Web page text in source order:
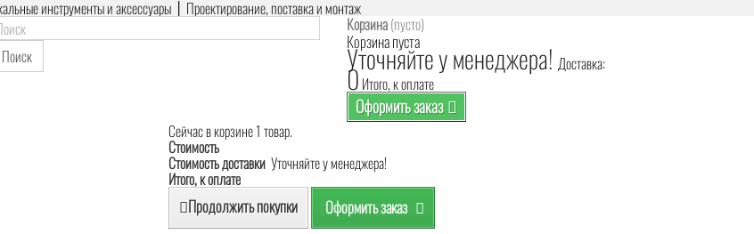
инструменты и аксессуары │ Проектирование, поставка и монтаж
Поиск
Корзина(пусто)
Корзина пуста
Уточняйте у менеджера! Доставка:
0 Итого, к оплате
Оформить заказ
Сейчас в корзине 1 товар.
Стоимость
Стоимость доставки Уточняйте у менеджера!
Итого, к оплате
Продолжить покупки Оформить заказ